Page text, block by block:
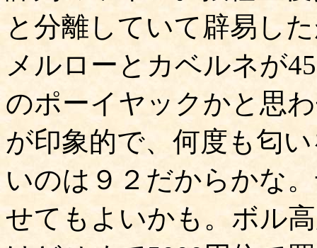
と分離していて辟易し
メルローとカベルネが
のポーイヤックかと思
が印象的で、何度も匂
いのは９２だからかな
せてもよいかも。ボル